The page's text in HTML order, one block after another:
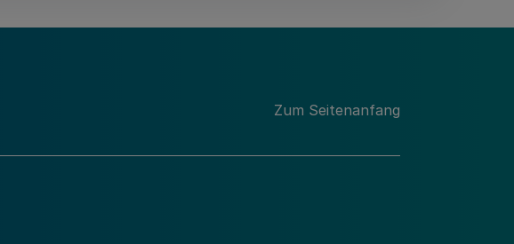
Förderprogramms „Mittelstand Innovativ &
Zum Seitenanfang